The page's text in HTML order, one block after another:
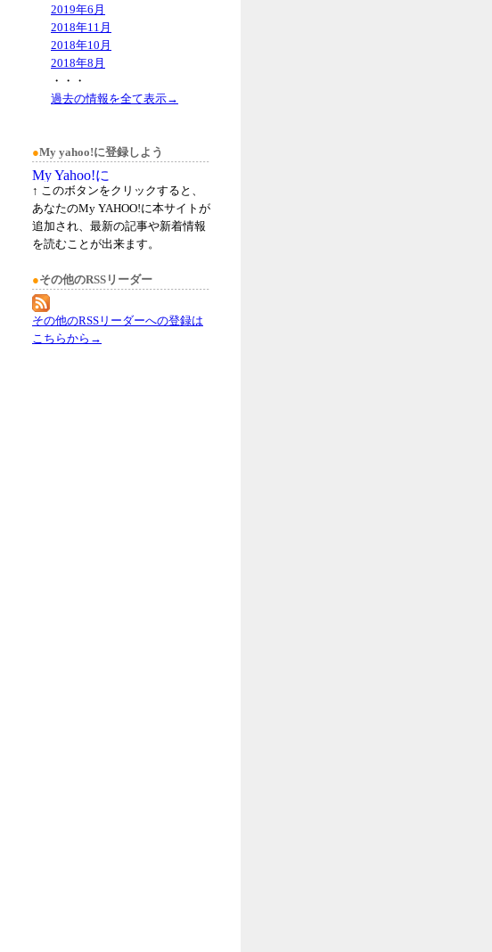
2019年6月
2018年11月
2018年10月
2018年8月
・・・
過去の情報を全て表示→
●My yahoo!に登録しよう
↑ このボタンをクリックすると、
あなたのMy YAHOO!に本サイトが
追加され、最新の記事や新着情報
を読むことが出来ます。
●その他のRSSリーダー
その他のRSSリーダーへの登録は
こちらから→